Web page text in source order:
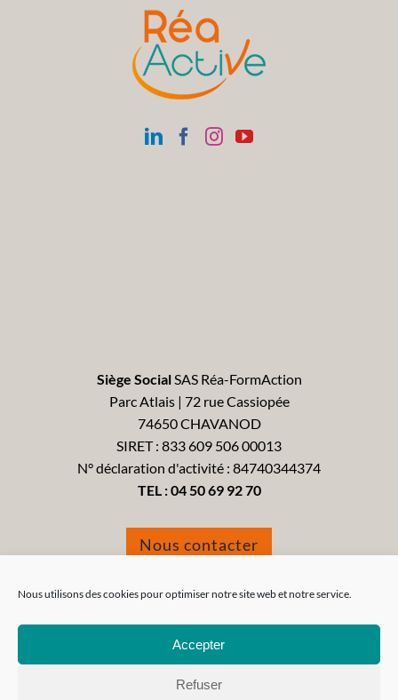
Nous utilisons des cookies pour optimiser notre site web et notre service.
Accepter
Refuser
Siège SocialSAS Réa-FormAction
Parc Atlais | 72 rue Cassiopée
74650 CHAVANOD
SIRET : 833 609 506 00013
N° déclaration d'activité : 84740344374
TEL :04 50 69 92 70
Nous contacter